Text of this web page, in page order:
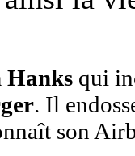
Hanks qui
. Il
son